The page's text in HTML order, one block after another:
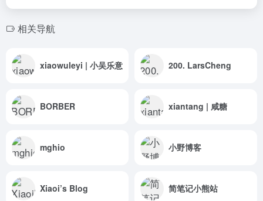
相关导航
xiaowuleyi | 小吴乐意 200. LarsCheng
BORBER xiantang | 咸糖
mghio 小野博客
Xiaoi’s Blog 简笔记小熊站